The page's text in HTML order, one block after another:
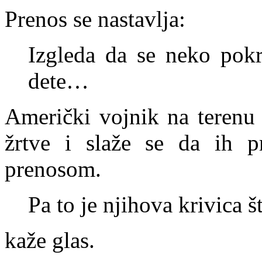
Prenos se nastavlja:
Izgleda da se neko
dete…
Američki vojnik na terenu
žrtve i slaže se da ih
prenosom.
Pa to je njihova krivica
kaže glas.